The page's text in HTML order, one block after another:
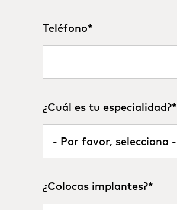
Teléfono*
¿Cuál es tu especialidad?*
¿Colocas implantes?*